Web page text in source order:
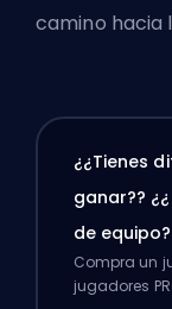
camino hacia
¿¿Tienes
ganar??
de
Compra un
jugadores